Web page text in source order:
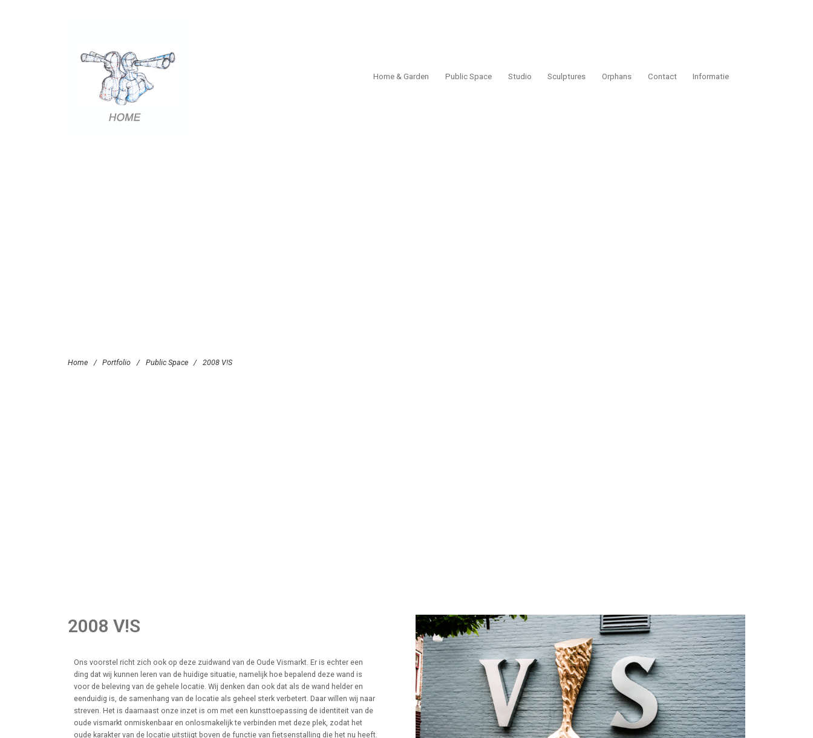
Home & Garden Public Space Studio Sculptures Orphans Contact Informatie
Home / Portfolio / Public Space / 2008 V!S
2008 V!S
Ons voorstel richt zich ook op deze zuidwand van de Oude Vismarkt. Er is echter een
ding dat wij kunnen leren van de huidige situatie, namelijk hoe bepalend deze wand is
voor de beleving van de gehele locatie. Wij denken dan ook dat als de wand helder en
eenduidig is, de samenhang van de locatie als geheel sterk verbetert. Daar willen wij naar
streven. Het is daarnaast onze inzet is om met een kunsttoepassing de identiteit van de
oude vismarkt onmiskenbaar en onlosmakelijk te verbinden met deze plek, zodat het
oude karakter van de locatie uitstijgt boven de functie van fietsenstalling die het nu heeft.